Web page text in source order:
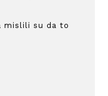
mislili su da to